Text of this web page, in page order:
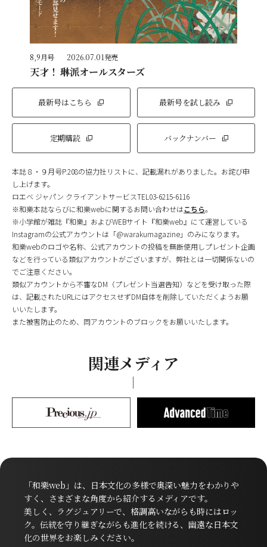
8,9月号 2026.07.01発売
天才！ 琳派オールスターズ
最新号はこちら 最新号を試し読み
定期購読 バックナンバー
本誌８・９月号P.208の協力社リストに、記載漏れがありました。お詫び申
し上げます。
ロエベ ジャパン クライアントサービスTEL03-6215-6116
※和樂本誌ならびに和樂webに関するお問い合わせはこちら。
※小学館が雑誌『和樂』およびWEBサイト『和樂web』にて運営している
Instagramの公式アカウントは「@warakumagazine」のみになります。
和樂webのロゴや名称、公式アカウントの投稿を無断使用しプレゼント企画
などを行っている類似アカウントがございますが、弊社とは一切関係ないの
でご注意ください。
類似アカウントから不審なDM（プレゼント当選告知）などを受け取った際
は、記載されたURLにはアクセスせずDM自体を削除していただくようお願
いいたします。
また被害防止のため、同アカウントのブロックをお願いいたします。
関連メディア
「和樂web」は、日本文化の多様で奥深い魅力をわかりや
すく、さまざまな角度から紹介するメディアです。
美しく、ラグジュアリーで、格調高いながらも時にはロッ
ク。伝統を守り継ぎながらも進化を続ける、幽遠な日本文
化の世界をお楽しみください。